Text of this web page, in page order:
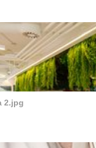
2.jpg